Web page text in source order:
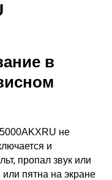
в
не
и
пропал звук или
пятна на экране